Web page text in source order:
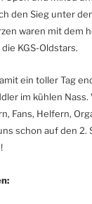
den Sieg unter
waren mitdem
KGS-Oldstars.
ein toller Tag
im kühlen Nass.
Fans, Helfern,
schon auf den 2.